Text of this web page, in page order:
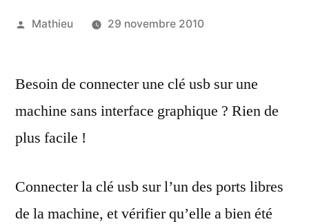
Publié
Mathieu 29 novembre 2010
Besoin de connecter une clé usb sur une
machine sans interface graphique ? Rien de
plus facile !
Connecter la clé usb sur l’un des ports libres
de la machine, et vérifier qu’elle a bien été